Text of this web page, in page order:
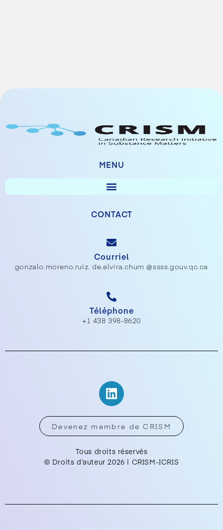
MENU
CONTACT
Courriel
gonzalo.moreno.ruiz. de.elvira.chum @ssss.gouv.qc.ca
Téléphone
+1 438 398-8620
Devenez membre de CRISM
Tous droits réservés
© Droits d’auteur 2026 | CRISM-ICRIS